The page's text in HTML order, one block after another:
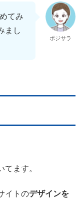
てみ
まし
ポジサラ
ます。
イトのデザインを